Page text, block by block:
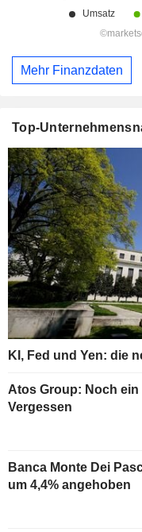
Mehr Finanzdaten
Top-
KI, Fed und Yen: die
Atos Group: Noch ein
Vergessen
Banca Monte Dei
um 4,4% angehoben